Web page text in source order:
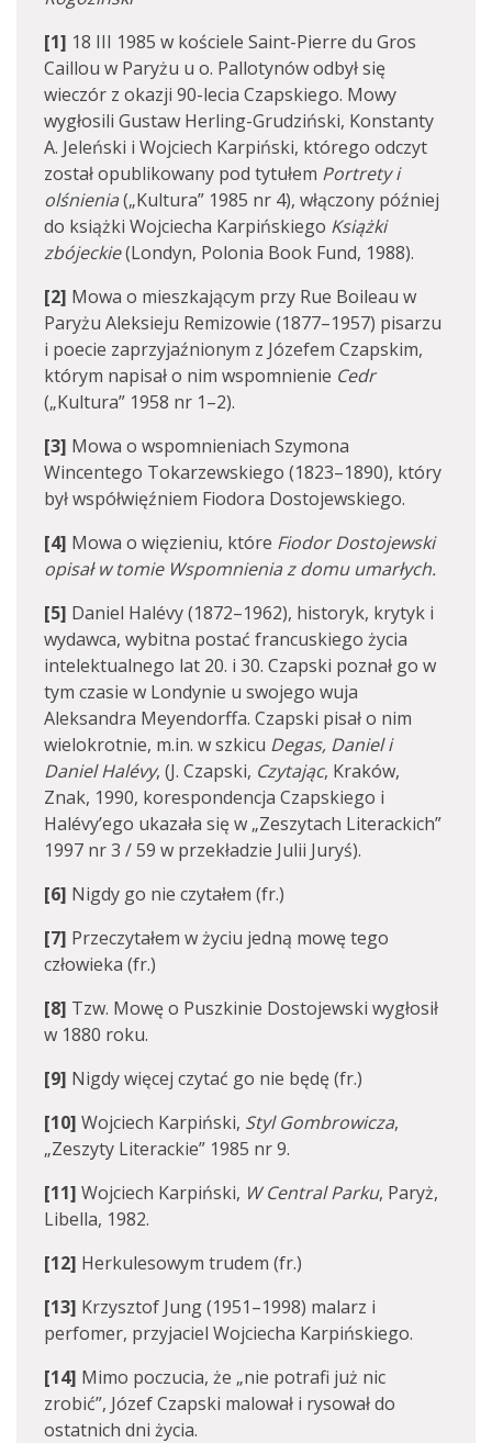
[1] 18 III 1985 w kościele Saint-Pierre du Gros
Caillou w Paryżu u o. Pallotynów odbył się
wieczór z okazji 90-lecia Czapskiego. Mowy
wygłosili Gustaw Herling-Grudziński, Konstanty
A. Jeleński i Wojciech Karpiński, którego odczyt
został opublikowany pod tytułem Portrety i
olśnienia(„Kultura” 1985 nr 4), włączony później
do książki Wojciecha Karpińskiego Książki
zbójeckie(Londyn, Polonia Book Fund, 1988).
[2] Mowa o mieszkającym przy Rue Boileau w
Paryżu Aleksieju Remizowie (1877–1957) pisarzu
i poecie zaprzyjaźnionym z Józefem Czapskim,
którym napisał o nim wspomnienie Cedr
(„Kultura” 1958 nr 1–2).
[3] Mowa o wspomnieniach Szymona
Wincentego Tokarzewskiego (1823–1890), który
był współwięźniem Fiodora Dostojewskiego.
[4] Mowa o więzieniu, które Fiodor Dostojewski
opisał w tomieWspomnienia z domu umarłych.
[5] Daniel Halévy (1872–1962), historyk, krytyk i
wydawca, wybitna postać francuskiego życia
intelektualnego lat 20. i 30. Czapski poznał go w
tym czasie w Londynie u swojego wuja
Aleksandra Meyendorffa. Czapski pisał o nim
wielokrotnie, m.in. w szkicu Degas, Daniel i
Daniel Halévy, (J. Czapski, Czytając, Kraków,
Znak, 1990, korespondencja Czapskiego i
Halévy’ego ukazała się w „Zeszytach Literackich”
1997 nr 3 / 59 w przekładzie Julii Juryś).
[6] Nigdy go nie czytałem (fr.)
[7] Przeczytałem w życiu jedną mowę tego
człowieka (fr.)
[8] Tzw. Mowę o Puszkinie Dostojewski wygłosił
w 1880 roku.
[9] Nigdy więcej czytać go nie będę (fr.)
[10] Wojciech Karpiński, Styl Gombrowicza,
„Zeszyty Literackie” 1985 nr 9.
[11] Wojciech Karpiński, W Central Parku, Paryż,
Libella, 1982.
[12] Herkulesowym trudem (fr.)
[13] Krzysztof Jung (1951–1998) malarz i
perfomer, przyjaciel Wojciecha Karpińskiego.
[14] Mimo poczucia, że „nie potrafi już nic
zrobić”, Józef Czapski malował i rysował do
ostatnich dni życia.